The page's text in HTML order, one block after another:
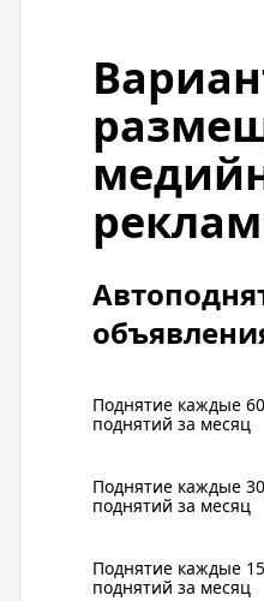
Поднятие каждые
поднятий за месяц
Поднятие каждые
поднятий за месяц
Поднятие каждые
поднятий за месяц